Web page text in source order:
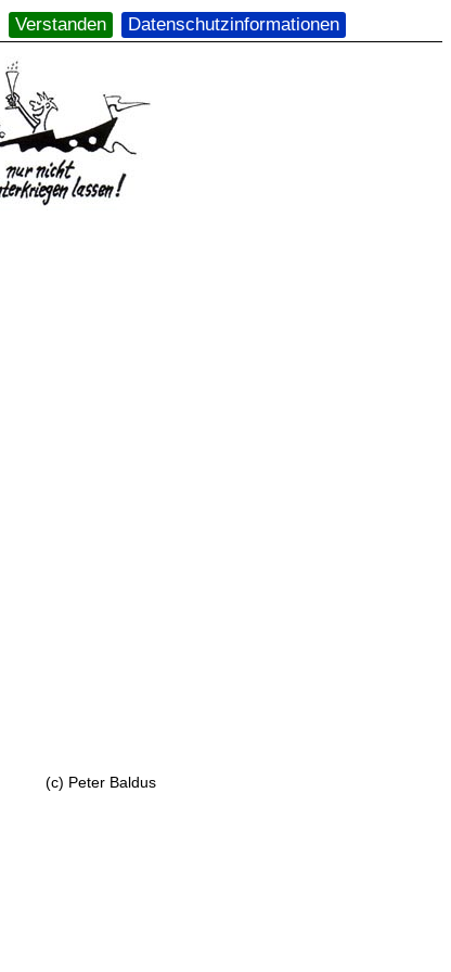
Verstanden Datenschutzinformationen
(c) Peter Baldus